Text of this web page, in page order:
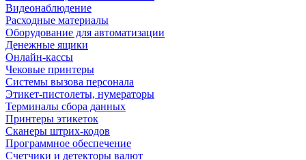
Видеонаблюдение
Расходные материалы
Оборудование для автоматизации
Денежные ящики
Онлайн-кассы
Чековые принтеры
Системы вызова персонала
Этикет-пистолеты, нумераторы
Терминалы сбора данных
Принтеры этикеток
Сканеры штрих-кодов
Программное обеспечение
Счетчики и детекторы валют